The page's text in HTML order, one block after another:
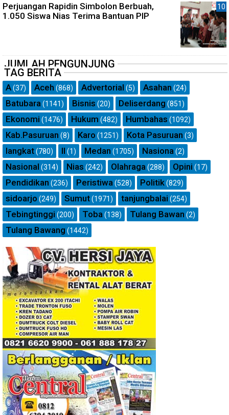
Perjuangan Rapidin Simbolon Berbuah,
1.050 Siswa Nias Terima Bantuan PIP
JUMLAH PENGUNJUNG
TAG BERITA
A(37) Aceh (868) Advertorial (5) Asahan (24)
Batubara (1141) Bisnis (20) Deliserdang (851)
Ekonomi (1476) Hukum (482) Humbahas (1092)
Kab.Pasuruan (8) Karo (1251) Kota Pasuruan (3)
langkat(780) ll (1) Medan (1705) Nasiona (2)
Nasional (314) Nias (242) Olahraga (288) Opini (17)
Pendidikan (236) Peristiwa (528) Politik(829)
sidoarjo (249) Sumut(1971) tanjungbalai (254)
Tebingtinggi (200) Toba (138) Tulang Bawan (2)
Tulang Bawang (1442)